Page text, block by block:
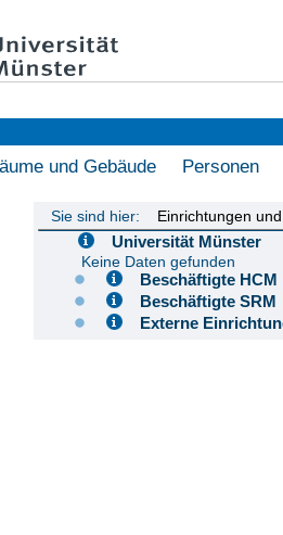
und Gebäude Personen
Sie sind hier: Einrichtungen
Universität Münster
Keine Daten gefunden
Beschäftigte
Beschäftigte
Externe